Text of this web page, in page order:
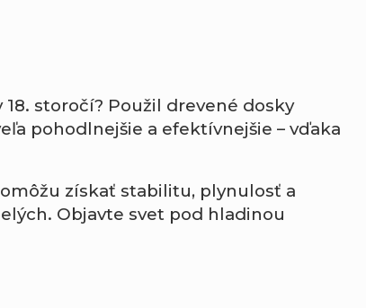
18. storočí? Použil drevené dosky
pohodlnejšie a efektívnejšie – vďaka
získať stabilitu, plynulosť a
Objavte svet pod hladinou